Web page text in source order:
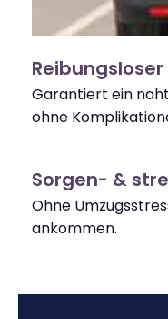
Reibungsloser
Garantiert ein
ohne
Sorgen- &
Ohne
ankommen.